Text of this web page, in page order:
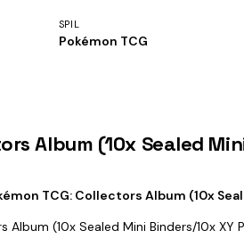
SPIL
Pokémon TCG
Album (10x Sealed
TCG: Collectors Album (10x
(10x Sealed Mini Binders/10x